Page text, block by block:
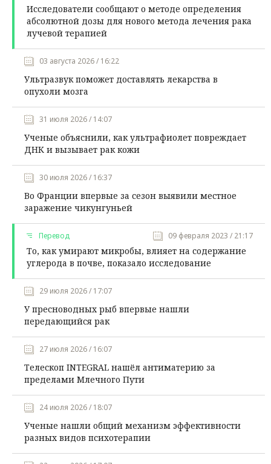
Исследователи сообщают о методе определения
абсолютной дозы для нового метода лечения рака
лучевой терапией
03 августа 2026 / 16:22
Ультразвук поможет доставлять лекарства в
опухоли мозга
31 июля 2026 / 14:07
Ученые объяснили, как ультрафиолет повреждает
ДНК и вызывает рак кожи
30 июля 2026 / 16:37
Во Франции впервые за сезон выявили местное
заражение чикунгуньей
Перевод 09 февраля 2023 / 21:17
То, как умирают микробы, влияет на содержание
углерода в почве, показало исследование
29 июля 2026 / 17:07
У пресноводных рыб впервые нашли
передающийся рак
27 июля 2026 / 16:07
Телескоп INTEGRAL нашёл антиматерию за
пределами Млечного Пути
24 июля 2026 / 18:07
Ученые нашли общий механизм эффективности
разных видов психотерапии